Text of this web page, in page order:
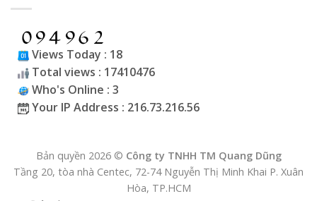
Views Today : 18
Total views : 17410476
Who's Online : 3
Your IP Address : 216.73.216.56
Bản quyền 2026 © Công ty TNHH TM Quang Dũng
Tầng 20, tòa nhà Centec, 72-74 Nguyễn Thị Minh Khai P. Xuân
Hòa, TP.HCM